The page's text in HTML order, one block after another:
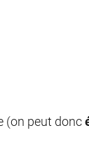
(on peut donc